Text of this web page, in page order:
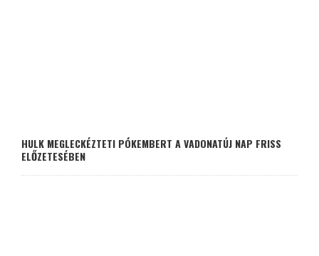
HULK MEGLECKÉZTETI PÓKEMBERT A VADONATÚJ NAP FRISS
ELŐZETESÉBEN